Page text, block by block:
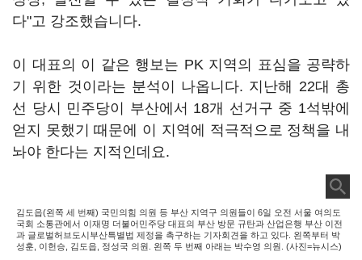
다"고 강조했습니다.
이 대표의 이 같은 행보는 PK 지역의 표심을 공략하
기 위한 것이라는 분석이 나옵니다. 지난해 22대 총
선 당시 민주당이 부산에서 18개 선거구 중 1석밖에
얻지 못했기 때문에 이 지역에 적극적으로 정책을 내
놔야 한다는 지적인데요.
김도읍(왼쪽 세 번째) 국민의힘 의원 등 부산 지역구 의원들이 6일 오전 서울 여의도
국회 소통관에서 이재명 더불어민주당 대표의 부산 방문 규탄과 산업은행 부산 이전
과 글로벌허브도시부산특별법 제정을 촉구하는 기자회견을 하고 있다. 왼쪽부터 박
성훈, 이헌승, 김도읍, 정성국 의원. 왼쪽 두 번째 아래는 박수영 의원. (사진=뉴시스)